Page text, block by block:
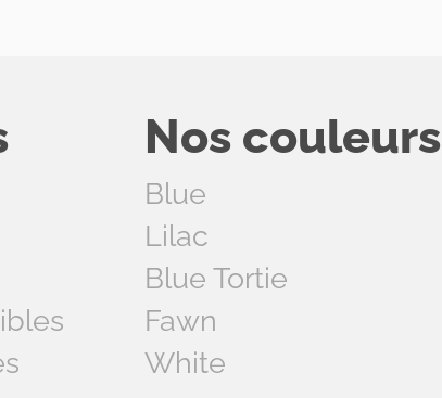
Nos couleurs
Blue
Lilac
Blue Tortie
Fawn
White